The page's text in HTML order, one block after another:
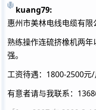
kuang79:
惠州市美林电线电缆有
熟练操作连硫挤橡机两
强。
工资待遇：1800-2500元
有意者请与我联系：